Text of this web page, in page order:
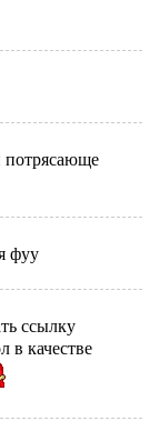
потрясающе
фуу
ссылку
в качестве